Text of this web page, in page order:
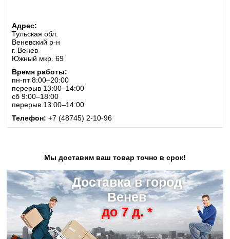
Адрес:
Тульская обл.
Веневский р-н
г. Венев
Южный мкр. 69
Время работы:
пн-пт 8:00–20:00
перерыв 13:00–14:00
сб 9:00–18:00
перерыв 13:00–14:00
Телефон: +7 (48745) 2-10-96
Мы доставим ваш товар точно в срок!
Доставка в город
Венев
до 7 д. *